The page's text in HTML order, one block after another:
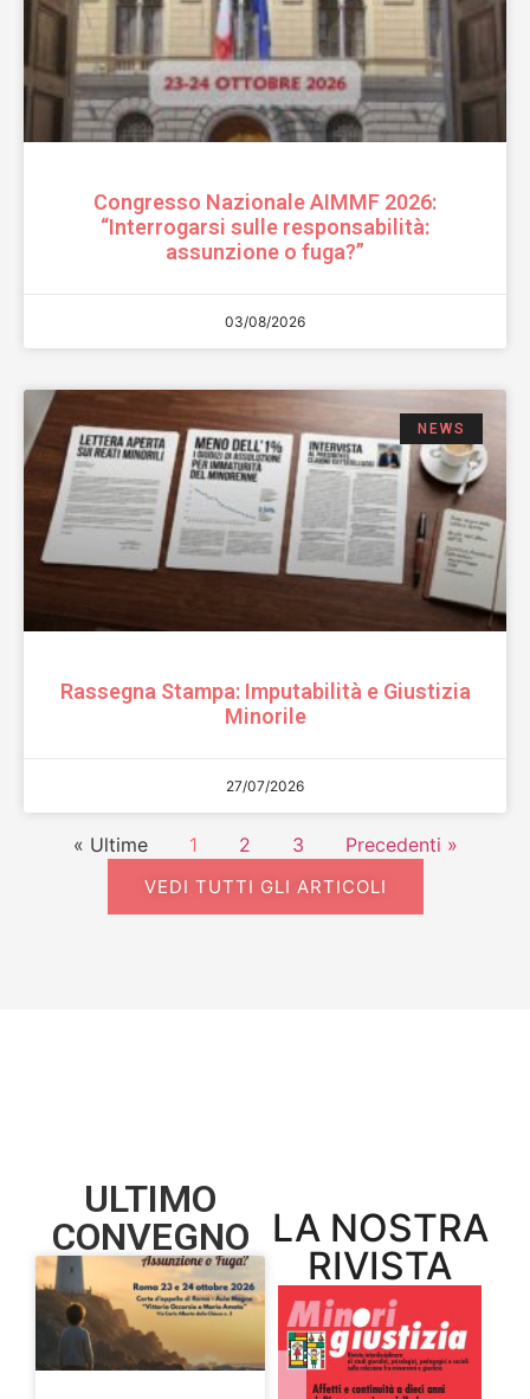
Congresso Nazionale AIMMF 2026:
“Interrogarsi sulle responsabilità:
assunzione o fuga?”
03/08/2026
NEWS
Rassegna Stampa: Imputabilità e Giustizia
Minorile
27/07/2026
« Ultime 1 2 3 Precedenti »
VEDI TUTTI GLI ARTICOLI
ULTIMO
CONVEGNO LA NOSTRA
RIVISTA